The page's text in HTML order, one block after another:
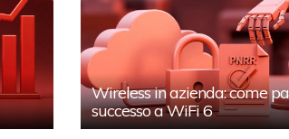
Wireless in azienda: come
successo a WiFi 6